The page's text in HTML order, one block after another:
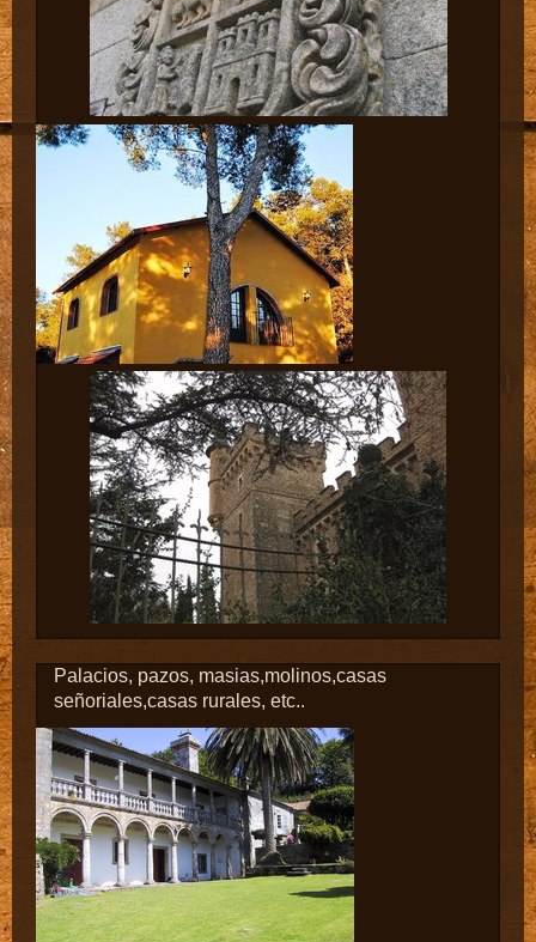
Palacios, pazos, masias,molinos,casas
señoriales,casas rurales, etc..